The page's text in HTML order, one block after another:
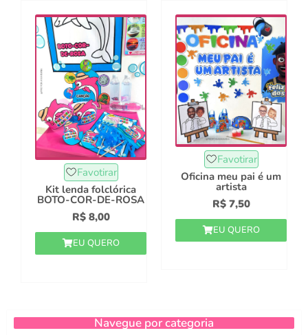
Favotirar
Kit lenda folclórica
BOTO-COR-DE-ROSA
R$8,00
EU QUERO
Favotirar
Oficina meu pai é um
artista
R$7,50
EU QUERO
Navegue por categoria